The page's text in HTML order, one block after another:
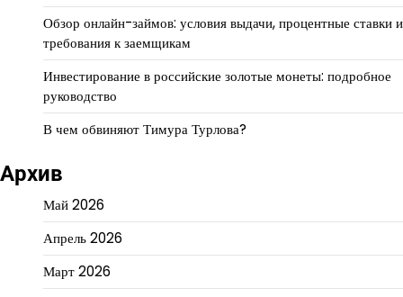
Обзор онлайн-займов: условия выдачи, процентные ставки и
требования к заемщикам
Инвестирование в российские золотые монеты: подробное
руководство
В чем обвиняют Тимура Турлова?
Архив
Май 2026
Апрель 2026
Март 2026